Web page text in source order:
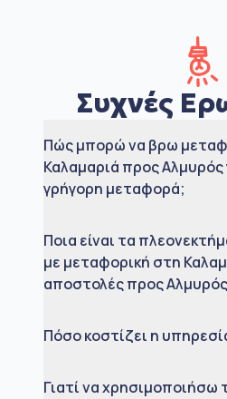
Συχνές
Πώς μπορώ να βρω
Καλαμαριά προς Αλμυρός
γρήγορη μεταφορά;
Ποια είναι τα
με μεταφορική στη
αποστολές προς
Πόσο κοστίζει η
Γιατί να χρησιμοποιήσω